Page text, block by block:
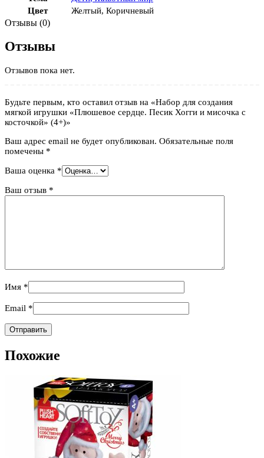
Цвет
Желтый, Коричневый
Отзывы (0)
Отзывы
Отзывов пока нет.
Будьте первым, кто оставил отзыв на «Набор для создания
мягкой игрушки «Плюшевое сердце. Песик Хогги и мисочка с
косточкой» (4+)»
Ваш адрес email не будет опубликован. Обязательные поля
помечены *
Ваша оценка *
Ваш отзыв *
Имя *
Email *
Похожие